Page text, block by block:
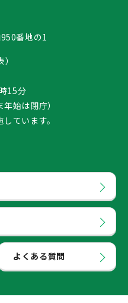
番地の1
15分
始は閉庁）
ています。
よくある質問